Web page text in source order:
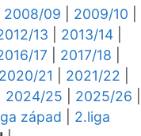
2008/09 2009/10
13 2013/14
17 2017/18
2020/21 2021/22
2024/25 2025/26
západ
2.liga